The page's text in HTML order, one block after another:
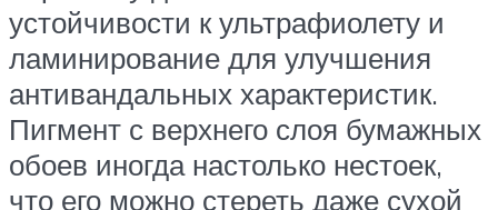
устойчивости к ультрафиолету и
ламинирование для улучшения
антивандальных характеристик.
Пигмент с верхнего слоя бумажных
обоев иногда настолько нестоек,
что его можно стереть даже сухой